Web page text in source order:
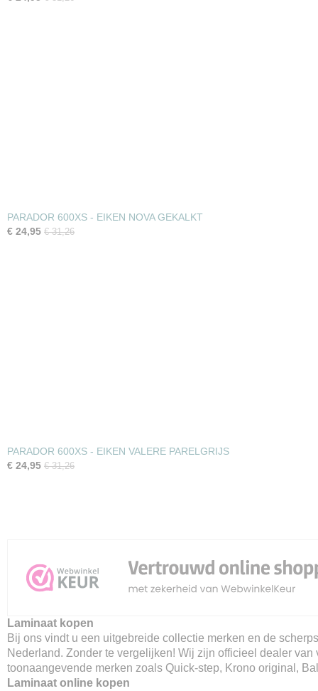
PARADOR 600XS - EIKEN NOVA GEKALKT
€ 24,95 € 31,26
PARADOR 600XS - EIKEN VALERE PARELGRIJS
€ 24,95 € 31,26
Laminaat kopen
Bij ons vindt u een uitgebreide collectie merken en de
Nederland. Zonder te vergelijken! Wij zijn officieel dealer van
toonaangevende merken zoals Quick-step, Krono original,
Laminaat online kopen